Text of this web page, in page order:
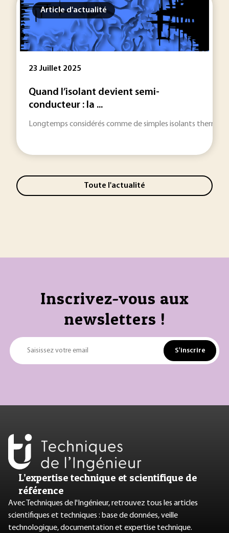
Article d'actualité
23 Juillet 2025
Quand l’isolant devient semi-
conducteur : la ...
Longtemps considérés comme de simples isolants
Toute l'actualité
Inscrivez-vous aux
newsletters !
Saisissez votre email S'inscrire
L’expertise technique et scientifique de
référence
Avec Techniques de l'Ingénieur, retrouvez tous les articles
scientifiques et techniques : base de données, veille
technologique, documentation et expertise technique.